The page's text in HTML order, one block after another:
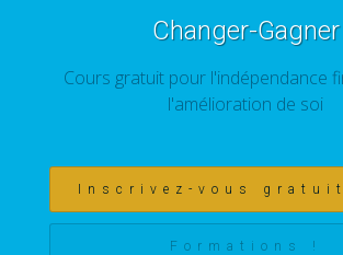
Changer-Gagner
Cours gratuit pour l'indépendance
l'amélioration de soi
Inscrivez-vous
Formations !